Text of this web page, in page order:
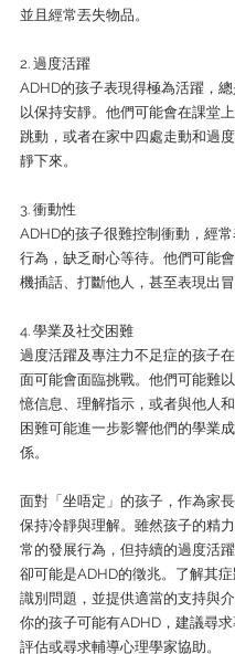
並且經常丟失物品。
2. 過度活躍
ADHD的孩子表現得極為活躍，
以保持安靜。他們可能會在課堂
跳動，或者在家中四處走動和過
靜下來。
3. 衝動性
ADHD的孩子很難控制衝動，經
行為，缺乏耐心等待。他們可能
機插話、打斷他人，甚至表現出冒
4. 學業及社交困難
過度活躍及專注力不足症的孩子
面可能會面臨挑戰。他們可能難
憶信息、理解指示，或者與他人
困難可能進一步影響他們的學業
係。
面對「坐唔定」的孩子，作為家
保持冷靜與理解。雖然孩子的精
常的發展行為，但持續的過度活
卻可能是ADHD的徵兆。了解其
識別問題，並提供適當的支持與
你的孩子可能有ADHD，建議尋
評估或尋求輔導心理學家協助。